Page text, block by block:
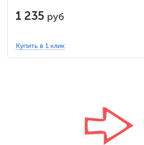
1 235 руб
Купить в 1 клик